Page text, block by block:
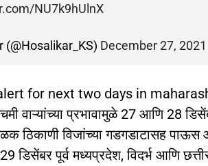
NU7k9hUlnX
(@Hosalikar_KS) December 27, 2021
for next two days in
वाऱ्यांच्या प्रभावामुळे 27 आणि 28
ठिकाणी विजांच्या गडगडाटासह
पूर्व मध्यप्रदेश, विदर्भ आणि